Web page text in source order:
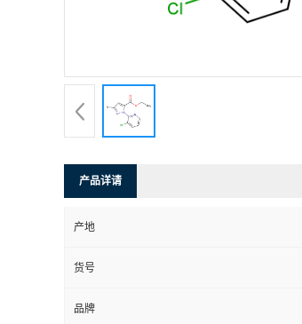
产品详请
产地
货号
品牌